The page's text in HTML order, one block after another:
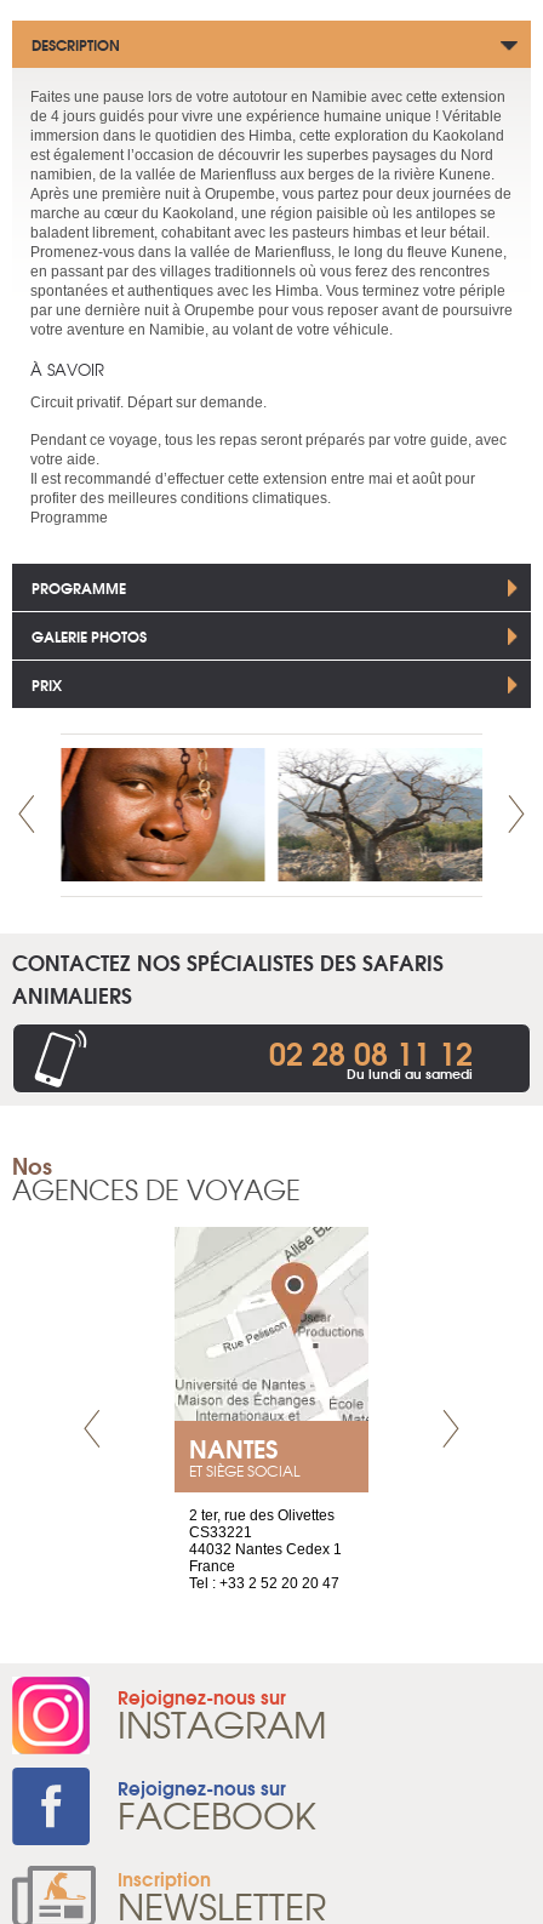
DESCRIPTION
Faites une pause lors de votre autotour en Namibie avec cette extension
de 4 jours guidés pour vivre une expérience humaine unique ! Véritable
immersion dans le quotidien des Himba, cette exploration du Kaokoland
est également l’occasion de découvrir les superbes paysages du Nord
namibien, de la vallée de Marienfluss aux berges de la rivière Kunene.
Après une première nuit à Orupembe, vous partez pour deux journées de
marche au cœur du Kaokoland, une région paisible où les antilopes se
baladent librement, cohabitant avec les pasteurs himbas et leur bétail.
Promenez-vous dans la vallée de Marienfluss, le long du fleuve Kunene,
en passant par des villages traditionnels où vous ferez des rencontres
spontanées et authentiques avec les Himba. Vous terminez votre périple
par une dernière nuit à Orupembe pour vous reposer avant de poursuivre
votre aventure en Namibie, au volant de votre véhicule.
À SAVOIR
Circuit privatif. Départ sur demande.
Pendant ce voyage, tous les repas seront préparés par votre guide, avec
votre aide.
Il est recommandé d’effectuer cette extension entre mai et août pour
profiter des meilleures conditions climatiques.
Programme
PROGRAMME
GALERIE PHOTOS
PRIX
CONTACTEZ NOS SPÉCIALISTES DES SAFARIS
ANIMALIERS
02 28 08 11 12
Du lundi au samedi
Nos
AGENCES DE VOYAGE
NANTES
ET SIÈGE SOCIAL
2 ter, rue des Olivettes
CS33221
44032 Nantes Cedex 1
France
Tel : +33 2 52 20 20 47
Rejoignez-nous sur
INSTAGRAM
Rejoignez-nous sur
FACEBOOK
Inscription
NEWSLETTER